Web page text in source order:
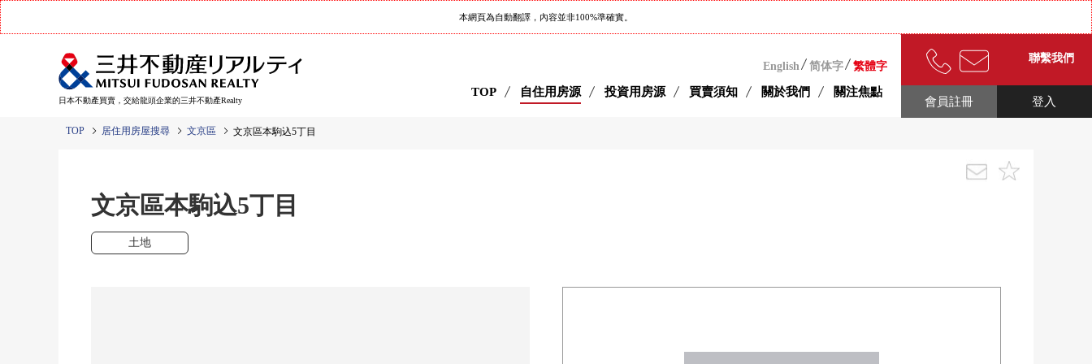
本網頁為自動翻譯，內容並非100%準確實。
日本不動產買賣，交給龍頭企業的三井不動產Realty
English 简体字 繁體字
TOP 自住用房源 投資用房源 買賣須知 關於我們 關注焦點
聯繫我們
登入
會員註冊
TOP 居住用房屋搜尋 文京區 文京區本駒込5丁目
文京區本駒込5丁目
土地